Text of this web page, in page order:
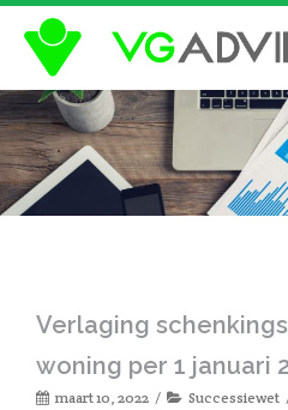
Verlaging
woning per 1 januari
maart 10, 2022 Successiewet